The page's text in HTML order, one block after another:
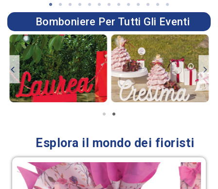
Bomboniere Per Tutti Gli Eventi
Esplora il mondo dei fioristi